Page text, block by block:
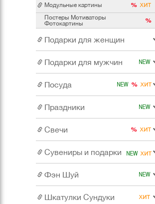
Модульные картины
Постеры Мотиваторы
Фотокартины
Подарки для женщин
Подарки для мужчин
Посуда
Праздники
Свечи
Сувениры и подарки
Фэн Шуй
Шкатулки Сундуки